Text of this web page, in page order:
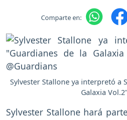
Comparte en:
Sylvester Stallone ya interpretó a
Galaxia
Sylvester Stallone hará